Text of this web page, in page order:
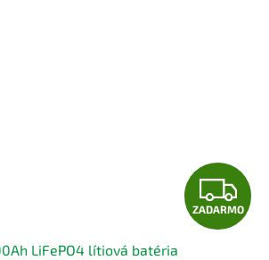
Z
A
ZADARMO
LiFePO4 lítiová batéria